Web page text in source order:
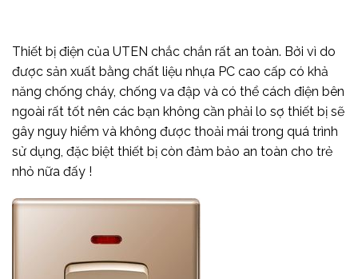
Thiết bị điện của UTEN chắc chắn rất an toàn. Bởi vì do
được sản xuất bằng chất liệu nhựa PC cao cấp có khả
năng chống cháy, chống va đập và có thể cách điện bên
ngoài rất tốt nên các bạn không cần phải lo sợ thiết bị sẽ
gây nguy hiểm và không được thoải mái trong quá trình
sử dụng, đặc biệt thiết bị còn đảm bảo an toàn cho trẻ
nhỏ nữa đấy !